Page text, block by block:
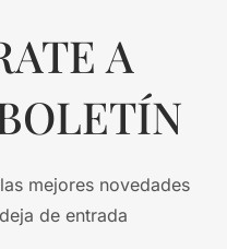
A
mejores novedades
de entrada